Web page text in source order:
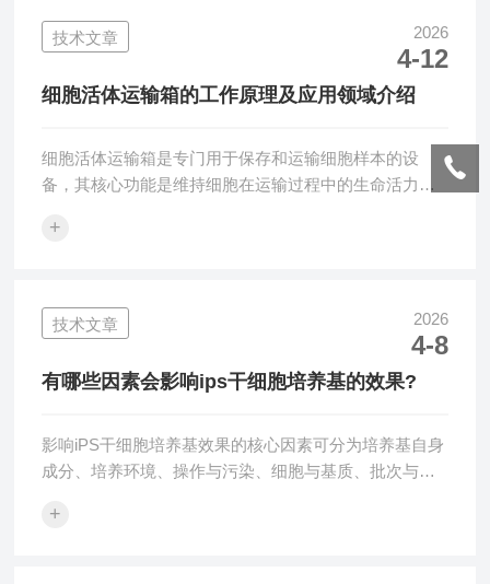
具有广泛的应用前景。在iPSC的培养过程中，培养基的
选择和优化至关重要，因为培养基的成分直接影响iPSC
的质量、增殖能力以及分化潜力。为了维持iPSC的自我
更新能力，并防止其提前分化，...
技术文章 2026
4-12
细胞活体运输箱的工作原理及应用领域介绍
细胞活体运输箱是专门用于保存和运输细胞样本的设
备，其核心功能是维持细胞在运输过程中的生命活力。
长时间的运输不仅可能导致细胞死亡，还可能使细胞功
在运输过程中的存活和质量。细胞活体运输箱的工作原
理：1.温控系统温度是影响细胞存活的关键因素之一。
细胞在运输过程中容易受到温度波动的影响，特别是在
冷链运输中。通常配备先进的温控系统，包括制冷系
+
技术文章 2026
4-8
有哪些因素会影响ips干细胞培养基的效果?
影响iPS干细胞培养基效果的核心因素可分为培养基自身
成分、培养环境、操作与污染、细胞与基质、批次与质
发分化、核型异常或死亡。一、培养基核心成分（最关
+